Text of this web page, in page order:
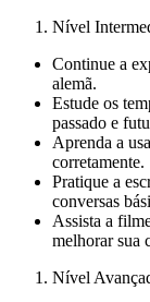
Nível
Continue a
alemã.
Estude os
passado e
Aprenda a
corretamente.
Pratique a
conversas
Assista a
melhorar sua
Nível